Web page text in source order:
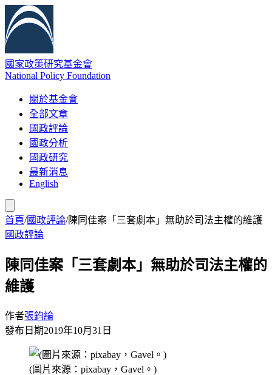
國家政策研究基金會
National Policy Foundation
關於基金會
全部文章
國政評論
國政分析
國政研究
最新消息
English
首頁/國政評論/陳同佳案「三套劇本」無助於司法主權的維護
國政評論
陳同佳案「三套劇本」無助於司法主權的
維護
作者張鈞綸
發布日期2019年10月31日
(圖片來源：pixabay，Gavel。)